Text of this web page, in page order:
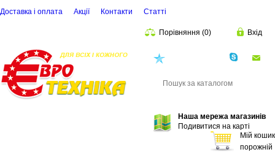
Доставка і оплата Акції Контакти Статті
Порівняння (0) Вхід
Наша мережа магазинів
Подивитися на карті
Мій кошик
порожній